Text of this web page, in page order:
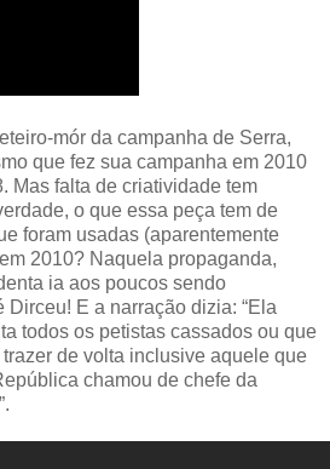
mór da campanha de Serra,
que fez sua campanha em 2010
Mas falta de criatividade tem
o que essa peça tem de
foram usadas (aparentemente
2010? Naquela propaganda,
ia aos poucos sendo
Dirceu! E a narração dizia: “Ela
todos os petistas cassados ou que
de volta inclusive aquele que
chamou de chefe da